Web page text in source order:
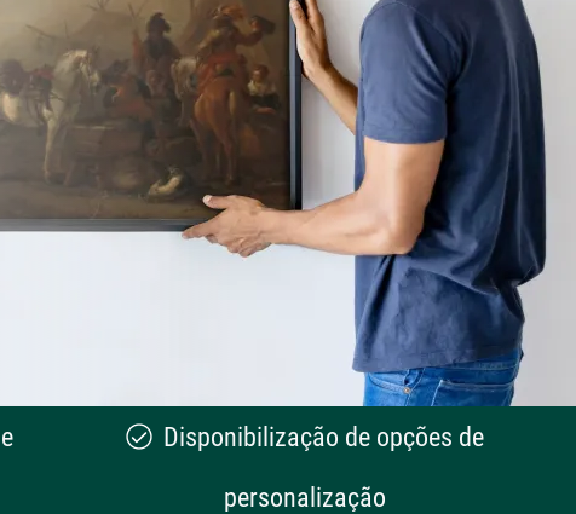
Disponibilização de opções de
personalização